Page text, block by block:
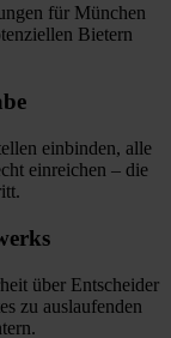
für München
Bietern
einbinden, alle
einreichen – die
über Entscheider
zu auslaufenden